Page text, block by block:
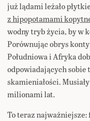
już lądami leżało
z hipopotamami
wodny tryb życia, by w
Porównując obrys
Południowa i Afryka
odpowiadających sobie
skamieniałości.
milionami lat.
To teraz